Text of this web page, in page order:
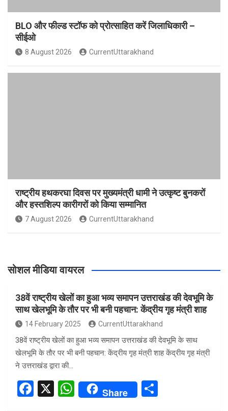
BLO और फील्ड स्टॉफ को प्रोत्साहित करें जिलाधिकारी –
सीईओ
8 August 2026 CurrentUttarakhand
राष्ट्रीय हथकरघा दिवस पर मुख्यमंत्री धामी ने उत्कृष्ट बुनकरों
और हस्तशिल्प कारीगरों को किया सम्मानित
7 August 2026 CurrentUttarakhand
सोशल मीडिया वायरल
38वें राष्ट्रीय खेलों का हुआ भव्य समापन उत्तराखंड की देवभूमि के
साथ खेलभूमि के तौर पर भी बनी पहचान: केंद्रीय गृह मंत्री शाह
14 February 2025 CurrentUttarakhand
38वें राष्ट्रीय खेलों का हुआ भव्य समापन उत्तराखंड की देवभूमि के साथ
खेलभूमि के तौर पर भी बनी पहचान: केंद्रीय गृह मंत्री शाह केंद्रीय गृह मंत्री
ने उत्तराखंड द्वारा की…
F
X
W
Share